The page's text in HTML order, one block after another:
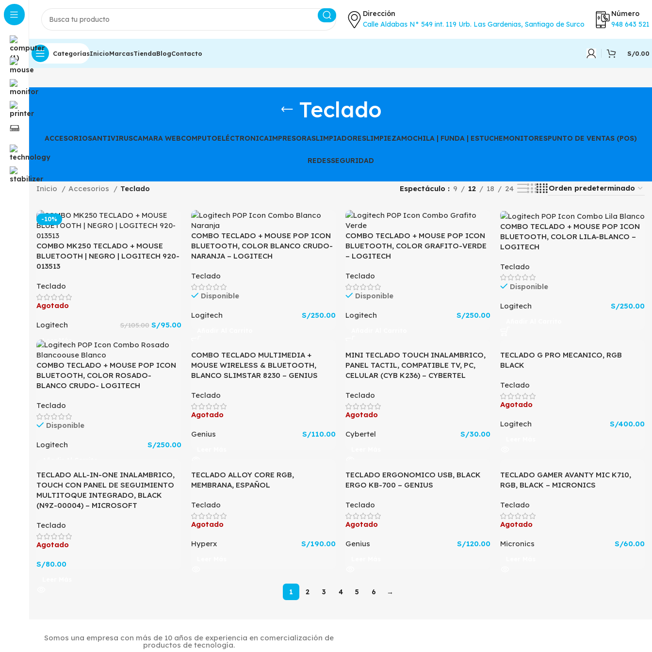
Dirección
Calle Aldabas N° 549 int. 119 Urb. Las Gardenias, Santiago de Surco
Número
948 643 521
CategoríasInicioMarcasTiendaBlogContacto S/0.00
Teclado
ACCESORIOSANTIVIRUSCAMARA WEBCOMPUTOELÉCTRONICAIMPRESORASLIMPIADORESLIMPIEZAMOCHILA | FUNDA | ESTUCHEMONITORESPUNTO DE VENTAS (POS)
REDESSEGURIDAD
Inicio Accesorios Teclado Espectáculo 9 12 18 24
-10%
COMBO MK250 TECLADO + MOUSE
BLUETOOTH | NEGRO | LOGITECH 920-
013513
Teclado
Agotado
Logitech S/105.00 S/95.00
Leer Más
COMBO TECLADO + MOUSE POP ICON
BLUETOOTH, COLOR BLANCO CRUDO-
NARANJA – LOGITECH
Teclado
Disponible
Logitech S/250.00
COMBO TECLADO + MOUSE POP ICON
BLUETOOTH, COLOR GRAFITO-VERDE
– LOGITECH
Teclado
Disponible
Logitech S/250.00
COMBO TECLADO + MOUSE POP ICON
BLUETOOTH, COLOR LILA-BLANCO –
LOGITECH
Teclado
Disponible
Logitech S/250.00
COMBO TECLADO + MOUSE POP ICON
BLUETOOTH, COLOR ROSADO-
BLANCO CRUDO- LOGITECH
Teclado
Disponible
Logitech S/250.00
COMBO TECLADO MULTIMEDIA +
MOUSE WIRELESS & BLUETOOTH,
BLANCO SLIMSTAR 8230 – GENIUS
Teclado
Agotado
Genius S/110.00
MINI TECLADO TOUCH INALAMBRICO,
PANEL TACTIL, COMPATIBLE TV, PC,
CELULAR (CYB K236) – CYBERTEL
Teclado
Agotado
Cybertel S/30.00
TECLADO G PRO MECANICO, RGB
BLACK
Teclado
Agotado
Logitech S/400.00
TECLADO ALL-IN-ONE INALAMBRICO,
TOUCH CON PANEL DE SEGUIMIENTO
MULTITOQUE INTEGRADO, BLACK
(N9Z-00004) – MICROSOFT
Teclado
Agotado
S/80.00
TECLADO ALLOY CORE RGB,
MEMBRANA, ESPAÑOL
Teclado
Agotado
Hyperx S/190.00
TECLADO ERGONOMICO USB, BLACK
ERGO KB-700 – GENIUS
Teclado
Agotado
Genius S/120.00
TECLADO GAMER AVANTY MIC K710,
RGB, BLACK – MICRONICS
Teclado
Agotado
Micronics S/60.00
1 2 3 4 5 6 →
Somos una empresa con más de 10 años de experiencia en comercialización de
productos de tecnología.